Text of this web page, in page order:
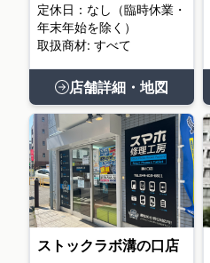
定休日：なし（臨時休業・
年末年始を除く）
取扱商材: すべて
店舗詳細・地図
ストックラボ溝の口店